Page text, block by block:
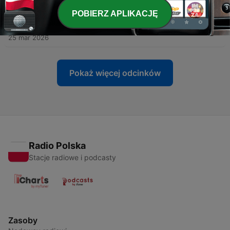
24 kwi 2026
29 - 28. Wiosenne przesilenie w gastro
25 mar 2026
Pokaż więcej odcinków
Radio Polska
Stacje radiowe i podcasty
Zasoby
POBIERZ APLIKACJĘ